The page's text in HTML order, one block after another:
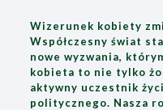
Wizerunek kobiety
Współczesny świat
nowe wyzwania,
kobieta to nie tylko
aktywny uczestnik
politycznego. Nasza